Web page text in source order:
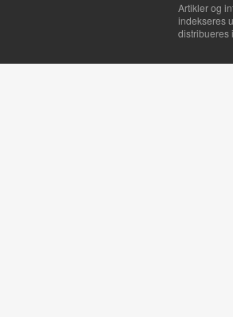
Artikler og
indekseres
distribueres